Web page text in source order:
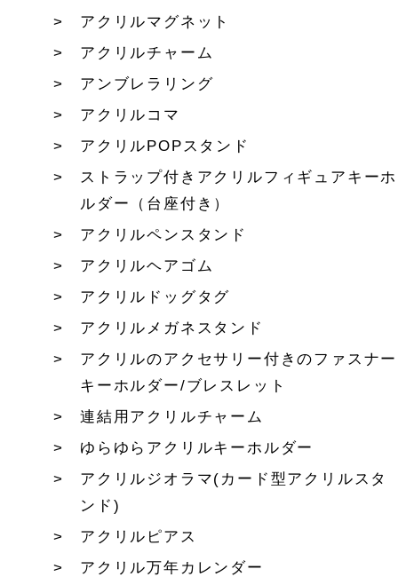
アクリルマグネット
アクリルチャーム
アンブレラリング
アクリルコマ
アクリルPOPスタンド
ストラップ付きアクリルフィギュアキーホ
ルダー（台座付き）
アクリルペンスタンド
アクリルヘアゴム
アクリルドッグタグ
アクリルメガネスタンド
アクリルのアクセサリー付きのファスナー
キーホルダー/ブレスレット
連結用アクリルチャーム
ゆらゆらアクリルキーホルダー
アクリルジオラマ(カード型アクリルスタ
ンド)
アクリルピアス
アクリル万年カレンダー